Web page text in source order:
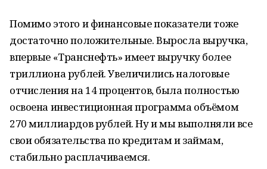
Помимо этого и финансовые показатели тоже
достаточно положительные. Выросла выручка,
впервые «Транснефть» имеет выручку более
триллиона рублей. Увеличились налоговые
отчисления на 14 процентов, была полностью
освоена инвестиционная программа объёмом
270 миллиардов рублей. Ну и мы выполняли все
свои обязательства по кредитам и займам,
стабильно расплачиваемся.